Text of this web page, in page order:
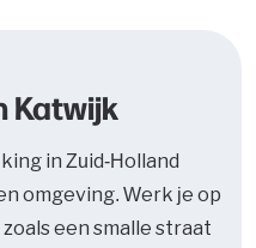
Katwijk
in Zuid-Holland
omgeving. Werk je op
een smalle straat